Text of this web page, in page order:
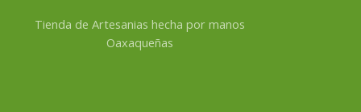
Tienda de Artesanias hecha por manos
Oaxaqueñas